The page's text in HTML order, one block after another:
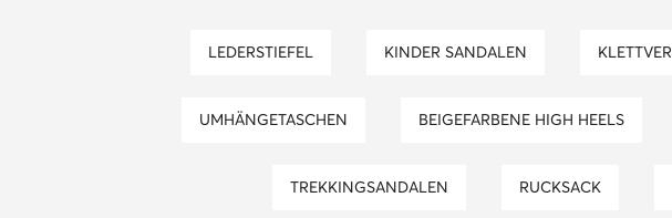
LEDERSTIEFEL KINDER SANDALEN
UMHÄNGETASCHEN BEIGEFARBENE HIGH HEELS
TREKKINGSANDALEN RUCKSACK